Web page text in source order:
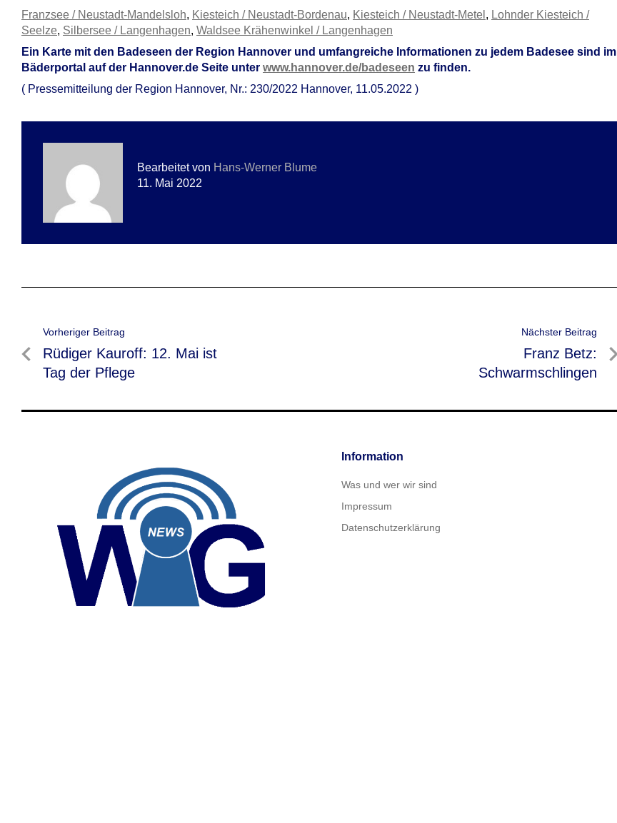
Franzsee / Neustadt-Mandelsloh, Kiesteich / Neustadt-Bordenau, Kiesteich / Neustadt-Metel , Lohnder Kiesteich /
Seelze, Silbersee / Langenhagen, Waldsee Krähenwinkel / Langenhagen
Ein Karte mit den Badeseen der Region Hannover und umfangreiche Informationen zu jedem Badesee sind im
Bäderportal auf der Hannover.de Seite unter www.hannover.de/badeseen zu finden.
( Pressemitteilung der Region Hannover, Nr.: 230/2022 Hannover, 11.05.2022 )
Bearbeitet von Hans-Werner Blume
11. Mai 2022
Beitragsnavigation
Vorheriger Beitrag
Vorheriger
Beitrag
Rüdiger Kauroff: 12. Mai ist
Tag der Pflege
Nächster Beitrag
Nächster
Beitrag
Franz Betz:
Schwarmschlingen
Information
Was und wer wir sind
Impressum
Datenschutzerklärung